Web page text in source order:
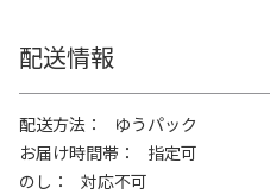
配送情報
配送方法
ゆうパック
お届け時間帯
指定可
のし
対応不可